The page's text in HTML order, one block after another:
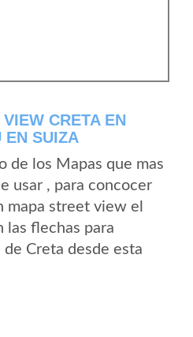
CRETA EN
EN SUIZA
de los Mapas que mas
usar , para concocer
mapa street view el
las flechas para
Creta desde esta